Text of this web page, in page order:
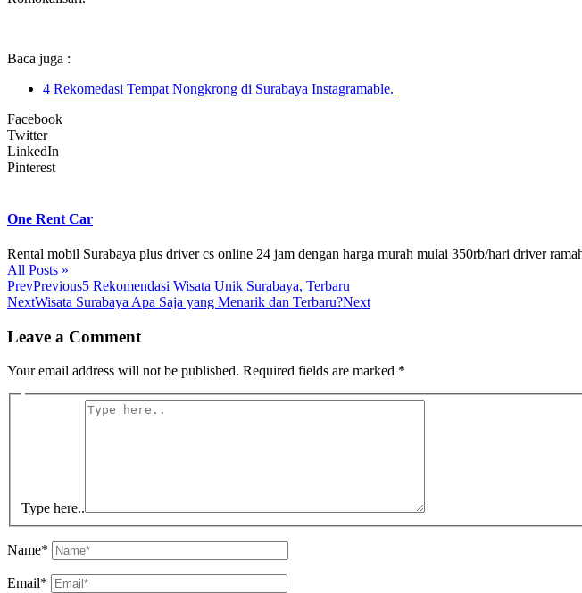
Baca juga :
4 Rekomedasi Tempat Nongkrong di Surabaya Instagramable.
Facebook
Twitter
LinkedIn
Pinterest
One Rent Car
Rental mobil Surabaya plus driver cs online 24 jam dengan harga murah mulai 350rb/hari driver
All Posts »
PrevPrevious5 Rekomendasi Wisata Unik Surabaya, Terbaru
NextWisata Surabaya Apa Saja yang Menarik dan Terbaru?Next
Leave a Comment
Your email address will not be published. Required fields are marked *
Type here..
Name*
Email*